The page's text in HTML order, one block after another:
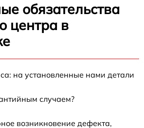
обязательства
центра в
на установленные нами детали
случаем?
возникновение дефекта,